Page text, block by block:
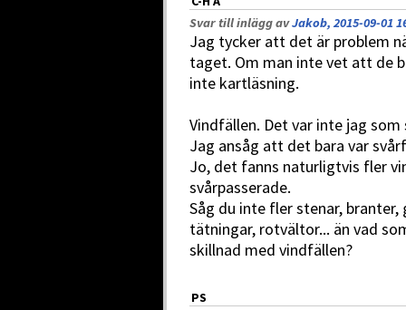
Svar till inlägg avJakob, 2015-09-01
Jag tycker att det är problem
taget. Om man inte vet att de
inte kartläsning.
Vindfällen. Det var inte jag
Jag ansåg att det bara var
Jo, det fanns naturligtvis fler
svårpasserade.
Såg du inte fler stenar,
tätningar, rotvältor... än vad
skillnad med vindfällen?
PS